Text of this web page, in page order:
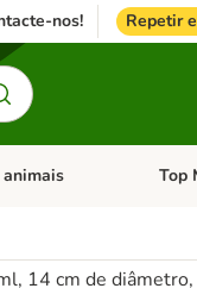
nos! Repetir
de categoria: Pássaros
Abrir
Top
14 cm de diâmetro,